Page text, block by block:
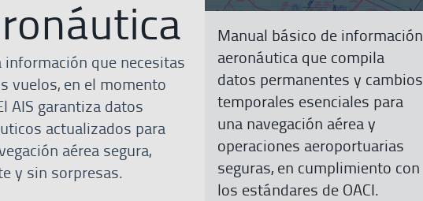
información que necesitas
vuelos, en el momento
AIS garantiza datos
actualizados para
aérea segura,
y sin sorpresas.
Manual básico de información
aeronáutica que compila
datos permanentes y cambios
temporales esenciales para
una navegación aérea y
operaciones aeroportuarias
seguras, en cumplimiento con
los estándares de OACI.